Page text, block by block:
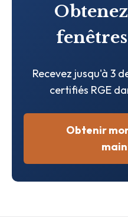
Recevez jusqu'à 3
certifiés RGE
Obtenir